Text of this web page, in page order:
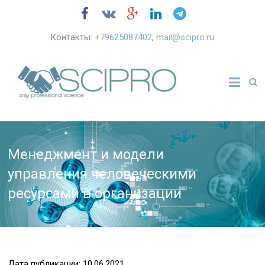
Контакты:+79625087402,mail@scipro.ru
Менеджмент и модели
управления человеческими
ресурсами в организации